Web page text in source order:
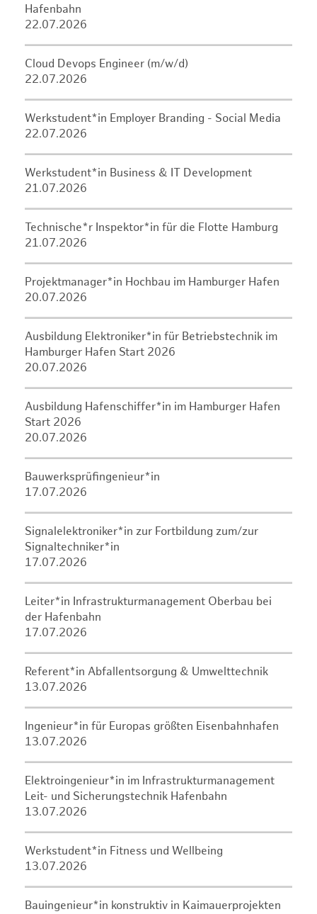
Hafenbahn
22.07.2026
Cloud Devops Engineer (m/w/d)
22.07.2026
Werkstudent*in Employer Branding - Social Media
22.07.2026
Werkstudent*in Business & IT Development
21.07.2026
Technische*r Inspektor*in für die Flotte Hamburg
21.07.2026
Projektmanager*in Hochbau im Hamburger Hafen
20.07.2026
Ausbildung Elektroniker*in für Betriebstechnik im
Hamburger Hafen Start 2026
20.07.2026
Ausbildung Hafenschiffer*in im Hamburger Hafen
Start 2026
20.07.2026
Bauwerksprüfingenieur*in
17.07.2026
Signalelektroniker*in zur Fortbildung zum/zur
Signaltechniker*in
17.07.2026
Leiter*in Infrastrukturmanagement Oberbau bei
der Hafenbahn
17.07.2026
Referent*in Abfallentsorgung & Umwelttechnik
13.07.2026
Ingenieur*in für Europas größten Eisenbahnhafen
13.07.2026
Elektroingenieur*in im Infrastrukturmanagement
Leit- und Sicherungstechnik Hafenbahn
13.07.2026
Werkstudent*in Fitness und Wellbeing
13.07.2026
Bauingenieur*in konstruktiv in Kaimauerprojekten